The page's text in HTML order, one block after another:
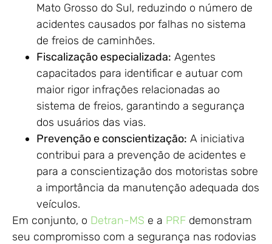
Mato Grosso do Sul, reduzindo o número de
acidentes causados por falhas no sistema
de freios de caminhões.
Fiscalização especializada: Agentes
capacitados para identificar e autuar com
maior rigor infrações relacionadas ao
sistema de freios, garantindo a segurança
dos usuários das vias.
Prevenção e conscientização: A iniciativa
contribui para a prevenção de acidentes e
para a conscientização dos motoristas sobre
a importância da manutenção adequada dos
veículos.
Em conjunto, o Detran-MS e a PRF demonstram
seu compromisso com a segurança nas rodovias